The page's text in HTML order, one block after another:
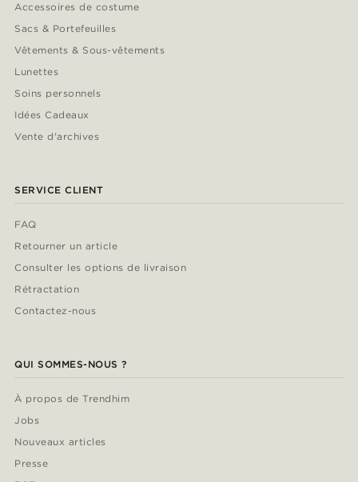
Accessoires de costume
Sacs & Portefeuilles
Vêtements & Sous-vêtements
Lunettes
Soins personnels
Idées Cadeaux
Vente d'archives
SERVICE CLIENT
FAQ
Retourner un article
Consulter les options de livraison
Rétractation
Contactez-nous
QUI SOMMES-NOUS ?
À propos de Trendhim
Jobs
Nouveaux articles
Presse